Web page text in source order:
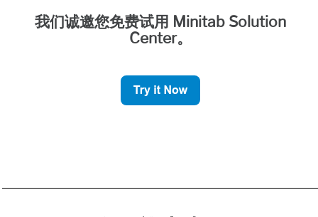
我们诚邀您免费试用 Minitab Solution
Center。